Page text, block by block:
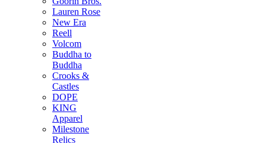
Lauren Rose
New Era
Reell
Volcom
Buddha to
Buddha
Crooks &
Castles
DOPE
KING
Apparel
Milestone
Relics